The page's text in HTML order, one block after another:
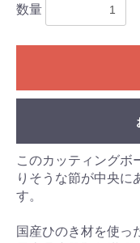
数量
このカッティングボ
りそうな節が中央に
す。
国産ひのき材を使っ